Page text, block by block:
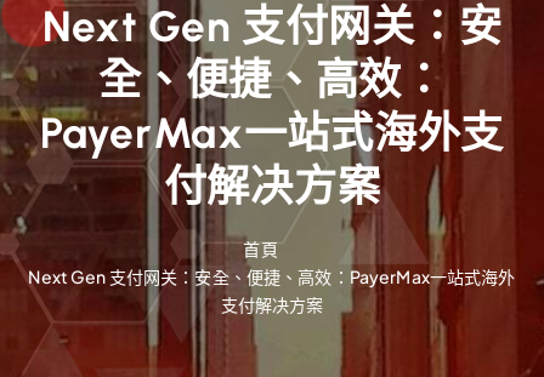
Next Gen 支付网关：安
全、便捷、高效：
PayerMax一站式海外支
付解决方案
首頁
Next Gen 支付网关：安全、便捷、高效：PayerMax一站式海外
支付解决方案